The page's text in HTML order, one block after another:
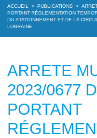
ACCUEIL > PUBLICATIONS >
PORTANT RÉGLEMENTATION
DU STATIONNEMENT ET DE LA
LORRAINE
ARRETE
2023/0677
PORTANT